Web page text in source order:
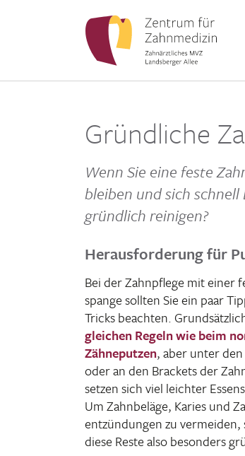
Gründliche
Wenn Sie eine feste
bleiben und sich
gründ­lich reinigen?
Herausforderung für
Bei der Zahn­pflege mit einer
spange sollten Sie ein paar
Tricks beachten.
glei­chen Regeln wie beim
Zähne­putzen, aber unter
oder an den Brackets der
setzen sich viel leichter
Um Zahn­be­läge, Karies und
ent­zün­dungen zu vermeiden,
diese Reste also beson­ders